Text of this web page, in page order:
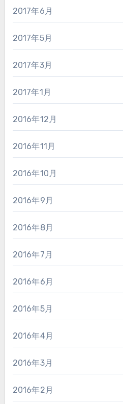
2017年6月
2017年5月
2017年3月
2017年1月
2016年12月
2016年11月
2016年10月
2016年9月
2016年8月
2016年7月
2016年6月
2016年5月
2016年4月
2016年3月
2016年2月